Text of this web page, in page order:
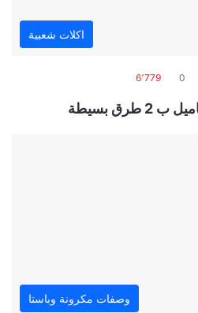
اكلات شعبية
0 6٬779
بسيطة
وصفات مكرونة وباستا